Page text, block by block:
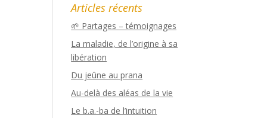
Articles récents
🌱 Partages – témoignages
La maladie, de l’origine à sa
libération
Du jeûne au prana
Au-delà des aléas de la vie
Le b.a.-ba de l’intuition